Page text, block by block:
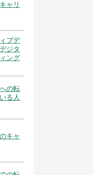
ャリ
ブデ
ジタ
ング
の転
る人
キャ